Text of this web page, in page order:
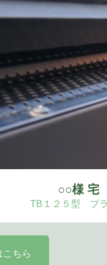
○○様 宅
TB１２５型 ブ
こちら